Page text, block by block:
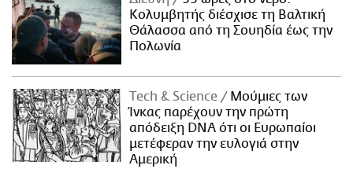
Κολυμβητής διέσχισε τη Βαλτική
Θάλασσα από τη Σουηδία έως την
Πολωνία
Τech & Science
Μούμιες των
Ίνκας παρέχουν την πρώτη
απόδειξη DNA ότι οι Ευρωπαίοι
μετέφεραν την ευλογιά στην
Αμερική